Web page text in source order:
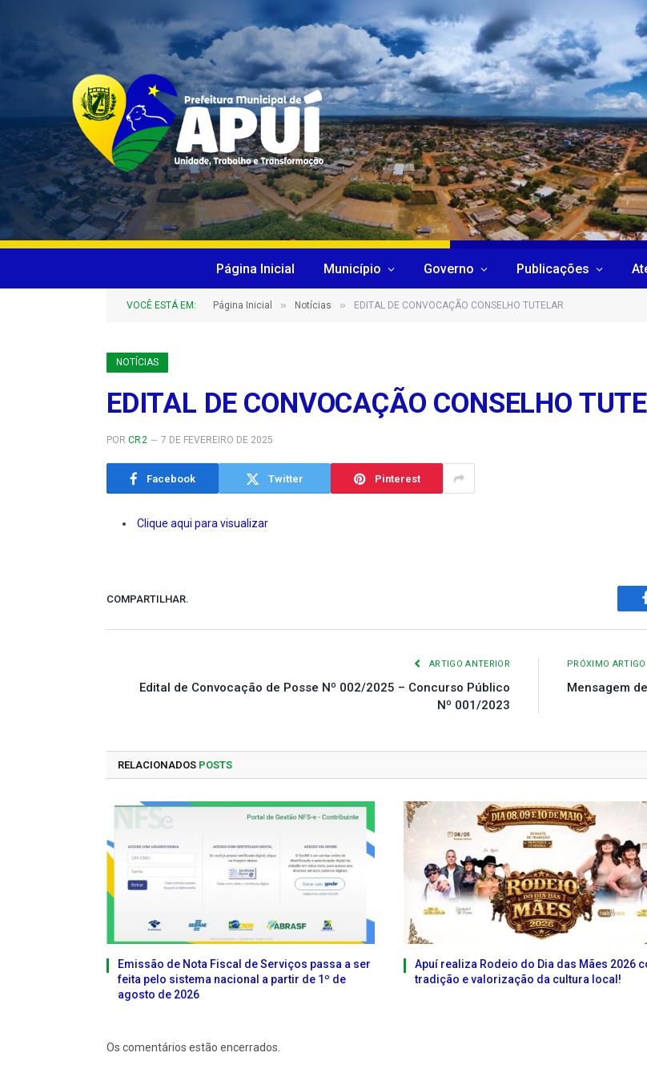
Página Inicial Município Governo Publicações
VOCÊ ESTÁ EM: Página Inicial » Notícias » EDITAL DE CONVOCAÇÃO CONSELHO TUTELAR
NOTÍCIAS
EDITAL DE CONVOCAÇÃO CONSELHO
POR CR2 7 DE FEVEREIRO DE 2025
Facebook Twitter Pinterest
Clique aqui para visualizar
COMPARTILHAR.
ARTIGO ANTERIOR
Edital de Convocação de Posse Nº 002/2025 – Concurso Público
Nº 001/2023
PRÓXIMO ARTIGO
Mensagem
RELACIONADOS POSTS
Emissão de Nota Fiscal de Serviços passa a ser
feita pelo sistema nacional a partir de 1º de
agosto de 2026
Apuí realiza Rodeio do Dia das Mães 2026
tradição e valorização da cultura local!
Os comentários estão encerrados.